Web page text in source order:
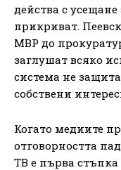
действа с
прикриват.
МВР до
заглушат всяко
система не
собствени
Когато медиите
отговорността
ТВ е първа